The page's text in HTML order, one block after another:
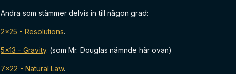
Andra som stämmer delvis in till någon grad:
2x25 - Resolutions.
5x13 - Gravity. (som Mr. Douglas nämnde här ovan)
7x22 - Natural Law.